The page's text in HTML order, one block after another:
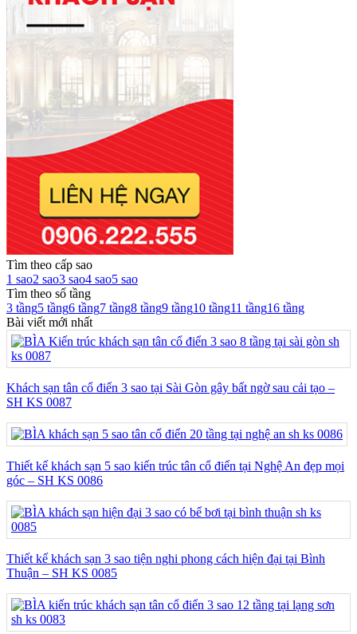
Tìm theo cấp sao
1 sao2 sao3 sao4 sao5 sao
Tìm theo số tầng
3 tầng5 tầng6 tầng7 tầng8 tầng9 tầng10 tầng11 tầng16 tầng
Bài viết mới nhất
Khách sạn tân cổ điển 3 sao tại Sài Gòn gây bất ngờ sau cải tạo –
SH KS 0087
Thiết kế khách sạn 5 sao kiến trúc tân cổ điển tại Nghệ An đẹp mọi
góc – SH KS 0086
Thiết kế khách sạn 3 sao tiện nghi phong cách hiện đại tại Bình
Thuận – SH KS 0085